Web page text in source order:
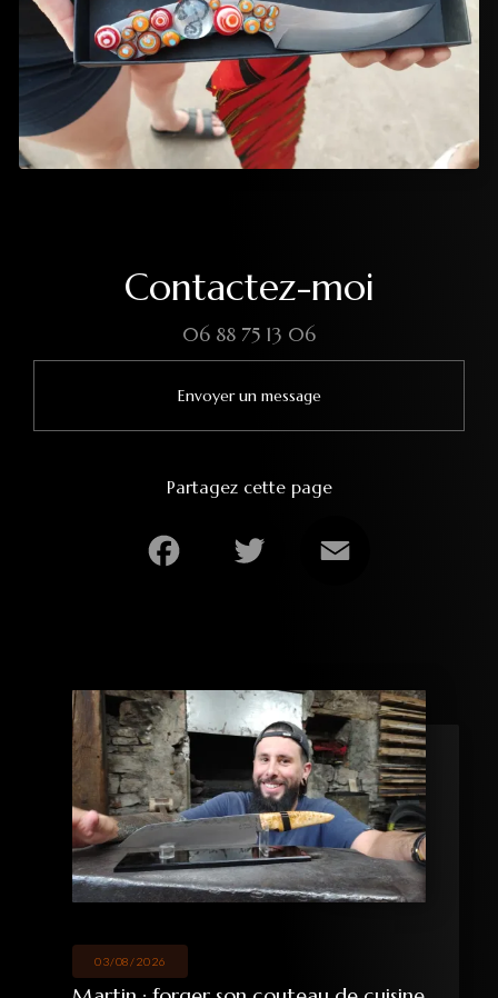
Contactez-moi
06 88 75 13 06
Envoyer un message
Partagez cette page
03/08/2026